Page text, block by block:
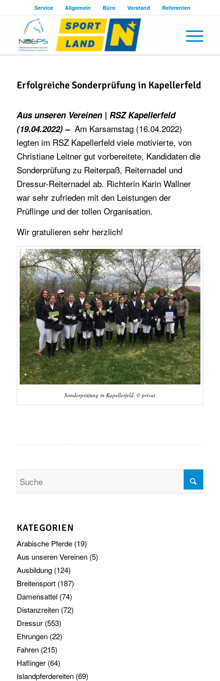
Service Allgemein Büro Vorstand Referenten
Erfolgreiche Sonderprüfung in Kapellerfeld
Aus unseren Vereinen | RSZ Kapellerfeld
(19.04.2022) –Am Karsamstag (16.04.2022)
legten im RSZ Kapellerfeld viele motivierte, von
Christiane Leitner gut vorbereitete, Kandidaten die
Sonderprüfung zu Reiterpaß, Reiternadel und
Dressur-Reiternadel ab. Richterin Karin Wallner
war sehr zufrieden mit den Leistungen der
Prüflinge und der tollen Organisation.
Wir gratulieren sehr herzlich!
Sonderprüfung in Kapellerfeld. © privat
KATEGORIEN
Arabische Pferde(19)
Aus unseren Vereinen(5)
Ausbildung(124)
Breitensport(187)
Damensattel(74)
Distanzreiten(72)
Dressur(553)
Ehrungen(22)
Fahren(215)
Haflinger(64)
Islandpferdereiten(69)